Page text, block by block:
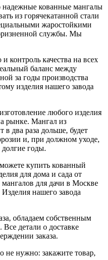
кованные мангалы
из горячекатанной стали
жаростойкими
службы. Мы
контроль качества на всех
баланс между
за годы производства
изделия нашего завода
любого изделия
рынке. Мангал из
в два раза дольше, будет
и, при должном уходе,
долгие годы.
купить кованный
для дома и сада от
для дачи в Москве
Изделия нашего завода
обладаем собственным
детали о доставке
заказа.
не нужно: закажите товар,